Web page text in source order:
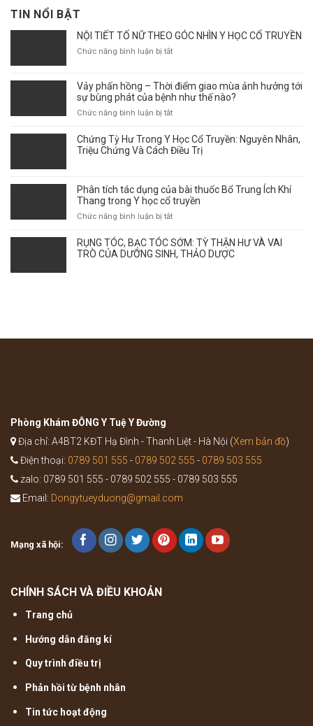
TIN NỔI BẬT
NỘI TIẾT TỐ NỮ THEO GÓC NHÌN Y HỌC CỔ TRUYỀN
Chức năng bình luận bị tắtở
TỐ
NỮ
THEO
NHÌN
Y
Vảy phấn hồng – Thời điểm giao mùa ảnh hưởng tới
sự bùng phát của bệnh như thế nào?
Chức năng bình luận bị tắtở
phấn
hồng
điểm
giao
mùa
ảnh
tới
sự
nào?
Chứng Tỳ Hư Trong Y Học Cổ Truyền: Nguyên Nhân,
Triệu Chứng Và Cách Điều Trị
Phân tích tác dụng của bài thuốc Bổ Trung Ích Khí
Thang trong Y học cổ truyền
Chức năng bình luận bị tắtở
tích
tác
RỤNG TÓC, BẠC TÓC SỚM: TỲ THẬN HƯ VÀ VAI
TRÒ CỦA DƯỠNG SINH, THẢO DƯỢC
Phòng Khám ĐÔNG Y Tuệ Y Đường
Địa chỉ: A4BT2 KĐT Hạ Đình - Thanh Liệt - Hà Nội (Xem bản đồ)
Điện thoại: 0789 501 555 - 0789 502 555 - 0789 503 555
zalo: 0789 501 555 - 0789 502 555 - 0789 503 555
Email: Dongytueyduong@gmail.com
Mạng xã hội:
CHÍNH SÁCH VÀ ĐIỀU KHOẢN
Trang chủ
Hướng dẫn đăng kí
Quy trình điều trị
Phản hồi từ bệnh nhân
Tin tức hoạt động